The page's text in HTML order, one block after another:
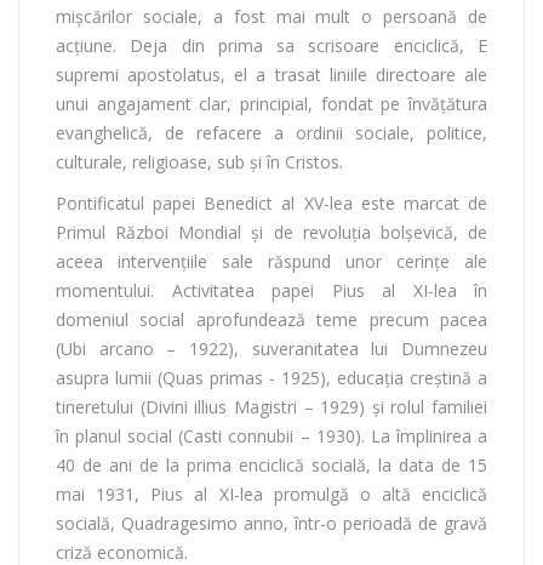
mișcărilor sociale, a fost mai mult o persoană de
acțiune. Deja din prima sa scrisoare enciclică, E
supremi apostolatus, el a trasat liniile directoare ale
unui angajament clar, principial, fondat pe învățătura
evanghelică, de refacere a ordinii sociale, politice,
culturale, religioase, sub și în Cristos.
Pontificatul papei Benedict al XV-lea este marcat de
Primul Război Mondial și de revoluția bolșevică, de
aceea intervențiile sale răspund unor cerințe ale
momentului. Activitatea papei Pius al XI-lea în
domeniul social aprofundează teme precum pacea
(Ubi arcano – 1922), suveranitatea lui Dumnezeu
asupra lumii (Quas primas - 1925), educația creștină a
tineretului (Divini illius Magistri – 1929) și rolul familiei
în planul social (Casti connubii – 1930). La împlinirea a
40 de ani de la prima enciclică socială, la data de 15
mai 1931, Pius al XI-lea promulgă o altă enciclică
socială, Quadragesimo anno, într-o perioadă de gravă
criză economică.